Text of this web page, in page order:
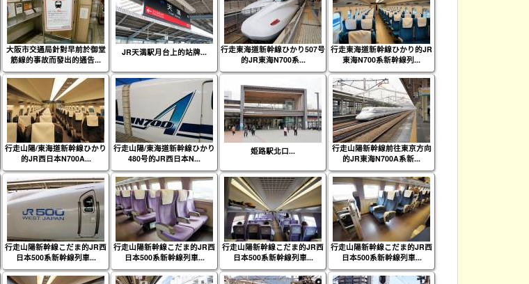
大阪市交通局針對早前於御堂
筋線的事故而發出的通告...
JR天満駅月台上的站牌...
行走東海道新幹線ひかり507号
的JR東海N700系...
行走東海道新幹線ひかり的JR
東海N700系新幹線列...
行走山陽/東海道新幹線ひかり
的JR西日本N700A...
行走山陽/東海道新幹線ひかり
480号的JR西日本N...
姫路駅北口...
行走山陽新幹線前往東京方向
的JR東海N700A系新...
行走山陽新幹線こだま的JR西
日本500系新幹線列車...
行走山陽新幹線こだま的JR西
日本500系新幹線列車...
行走山陽新幹線こだま的JR西
日本500系新幹線列車...
行走山陽新幹線こだま的JR西
日本500系新幹線列車...